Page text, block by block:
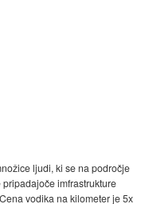
ljudi, ki se na področje
imfrastrukture
vodika na kilometer je 5x